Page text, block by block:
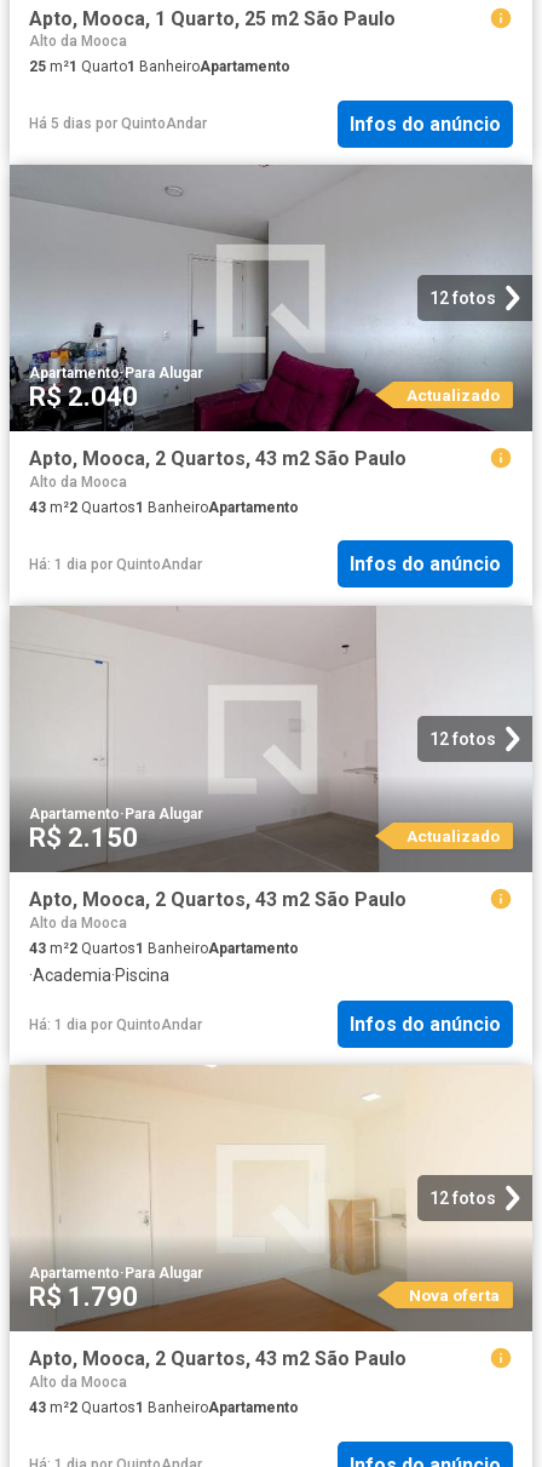
Apto, Mooca, 1 Quarto, 25 m2 São Paulo
Alto da Mooca
25 m²1 Quarto1 BanheiroApartamento
Há 5 dias por QuintoAndar Infos do anúncio
12 fotos
Apartamento·Para Alugar
R$ 2.040 Actualizado
Apto, Mooca, 2 Quartos, 43 m2 São Paulo
Alto da Mooca
43 m²2 Quartos1 BanheiroApartamento
Há: 1 dia por QuintoAndar Infos do anúncio
12 fotos
Apartamento·Para Alugar
R$ 2.150 Actualizado
Apto, Mooca, 2 Quartos, 43 m2 São Paulo
Alto da Mooca
43 m²2 Quartos1 BanheiroApartamento
·Academia·Piscina
Há: 1 dia por QuintoAndar Infos do anúncio
12 fotos
Apartamento· Para Alugar
R$ 1.790 Nova oferta
Apto, Mooca, 2 Quartos, 43 m2 São Paulo
Alto da Mooca
43 m²2 Quartos1 BanheiroApartamento